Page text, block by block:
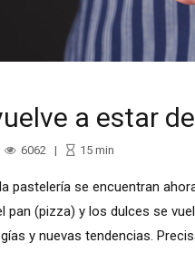
a estar
6062 15min
pastelería se encuentran
pan (pizza) y los dulces se
y nuevas tendencias.